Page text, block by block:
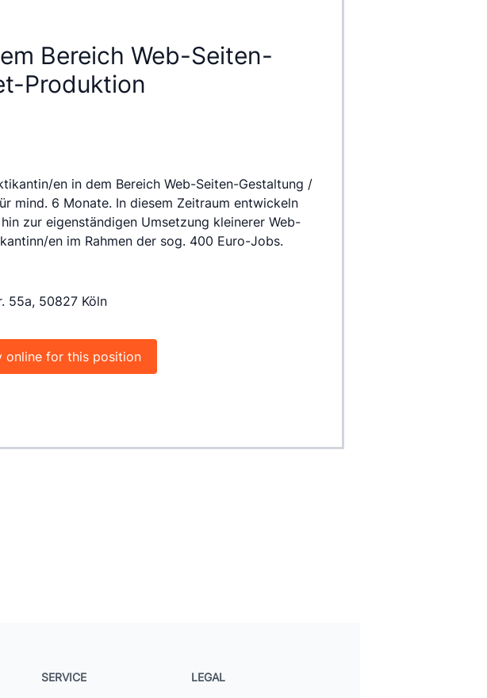
Bereich Web-Seiten-
Produktion
en in dem Bereich Web-Seiten-Gestaltung /
mind. 6 Monate. In diesem Zeitraum entwickeln
zur eigenständigen Umsetzung kleinerer Web-
en im Rahmen der sog. 400 Euro-Jobs.
55a, 50827 Köln
online for this position
SERVICE LEGAL